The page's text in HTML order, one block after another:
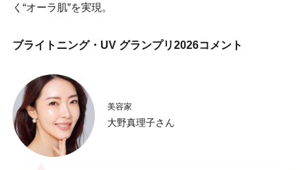
く“オーラ肌”を実現。
ブライトニング・UV グランプリ2026コメント
美容家
大野真理子さん